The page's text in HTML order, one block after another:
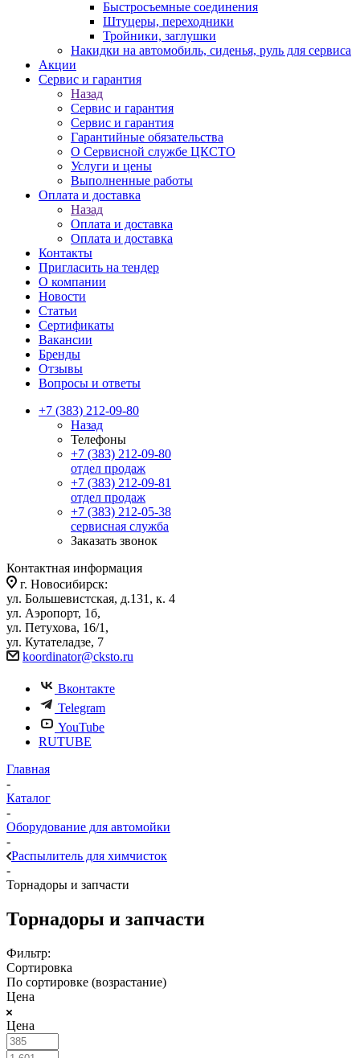
Быстросъемные соединения
Штуцеры, переходники
Тройники, заглушки
Накидки на автомобиль, сиденья, руль для сервиса
Акции
Сервис и гарантия
Назад
Сервис и гарантия
Сервис и гарантия
Гарантийные обязательства
О Сервисной службе ЦКСТО
Услуги и цены
Выполненные работы
Оплата и доставка
Назад
Оплата и доставка
Оплата и доставка
Контакты
Пригласить на тендер
О компании
Новости
Статьи
Сертификаты
Вакансии
Бренды
Отзывы
Вопросы и ответы
+7 (383) 212-09-80
Назад
Телефоны
+7 (383) 212-09-80
отдел продаж
+7 (383) 212-09-81
отдел продаж
+7 (383) 212-05-38
сервисная служба
Заказать звонок
Контактная информация
г. Новосибирск:
ул. Большевистская, д.131, к. 4
ул. Аэропорт, 1б,
ул. Петухова, 16/1,
ул. Кутателадзе, 7
koordinator@cksto.ru
Вконтакте
Telegram
YouTube
RUTUBE
Главная
-
Каталог
-
Оборудование для автомойки
-
Распылитель для химчисток
-
Торнадоры и запчасти
Торнадоры и запчасти
Фильтр:
Сортировка
По сортировке (возрастание)
Цена
Цена